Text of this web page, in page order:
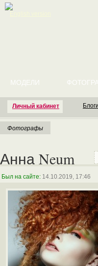
Личный кабинет
МОДЕЛИ
Блоги
Фотографы
Анна Neum
Был на сайте: 14.10.2019, 17:46